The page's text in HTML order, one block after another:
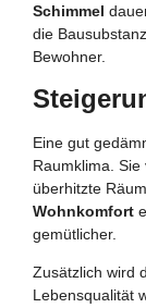
Schimmel
die
Bewohner.
Eine gut
Raumklima.
überhitzte
Wohnkomfort
gemütlicher.
Zusätzlich wird
Lebensqualität